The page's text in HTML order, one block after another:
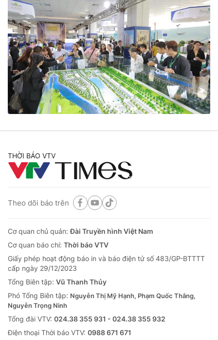
THỜI BÁO VTV
Theo dõi báo trên
Cơ quan chủ quản:Đài Truyền hình Việt Nam
Cơ quan báo chí: Thời báo VTV
Giấy phép hoạt động báo in và báo điện tử số 483/GP-BTTTT
cấp ngày 29/12/2023
Tổng Biên tập: Vũ Thanh Thủy
Phó Tổng Biên tập: Nguyễn Thị Mỹ Hạnh, Phạm Quốc Thắng,
Nguyễn Trọng Ninh
Tổng đài VTV: 024.38 355 931 - 024.38 355 932
Ðiện thoại Thời báo VTV: 0988 671 671